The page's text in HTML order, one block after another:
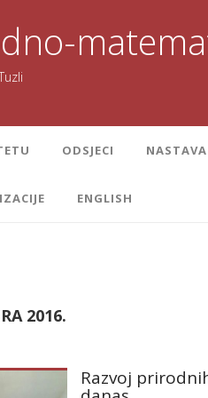
ODSJECI NASTAVA
ENGLISH
2016.
Razvoj